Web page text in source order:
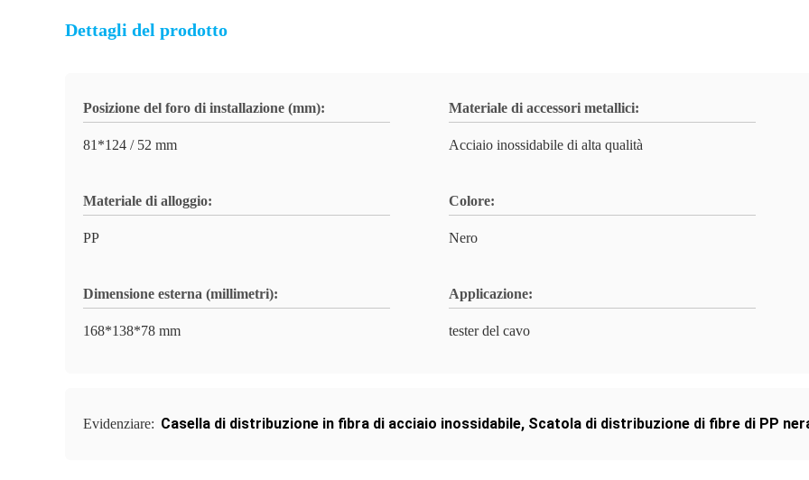
Dettagli del prodotto
Posizione del foro di installazione (mm):
81*124 / 52 mm
Materiale di accessori metallici:
Acciaio inossidabile di alta qualità
Materiale di alloggio:
PP
Colore:
Nero
Dimensione esterna (millimetri):
168*138*78 mm
Applicazione:
tester del cavo
Evidenziare: Casella di distribuzione in fibra di acciaio inossidabile, Scatola di distribuzione di fibre di PP